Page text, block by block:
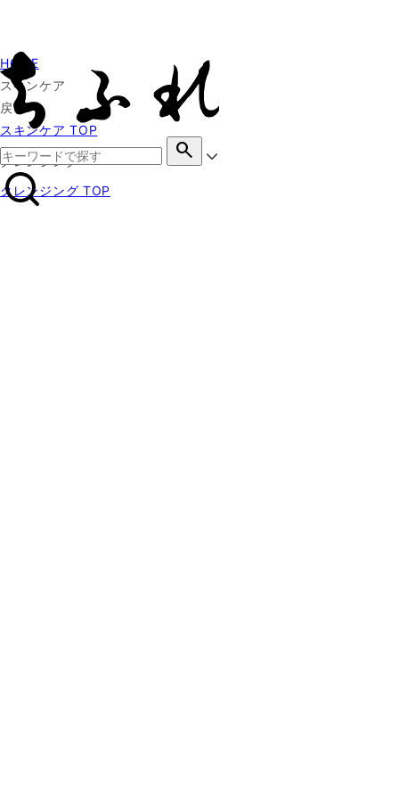
search
HOME
スキンケア
戻る
スキンケア TOP
クレンジング
クレンジング TOP